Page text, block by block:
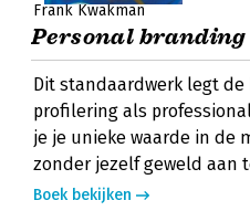
Frank Kwakman
Personal branding
Dit standaardwerk legt de
profilering als
je je unieke waarde in de
zonder jezelf geweld aan
Boek bekijken